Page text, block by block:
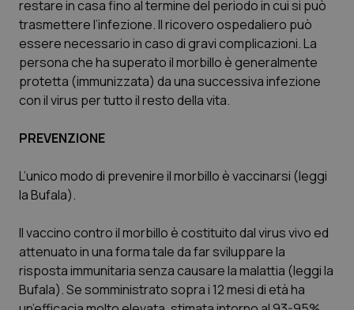
restare in casa fino al termine del periodo in cui si può
trasmettere l’infezione. Il ricovero ospedaliero può
essere necessario in caso di gravi complicazioni. La
persona che ha superato il morbillo è generalmente
protetta (immunizzata) da una successiva infezione
con il virus per tutto il resto della vita.
PREVENZIONE
L’unico modo di prevenire il morbillo è vaccinarsi (leggi
la Bufala).
Il vaccino contro il morbillo è costituito dal virus vivo ed
attenuato in una forma tale da far sviluppare la
risposta immunitaria senza causare la malattia (leggi la
Bufala). Se somministrato sopra i 12 mesi di età ha